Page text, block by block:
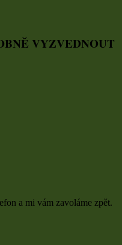
VYZVEDNOUT
a mi vám zavoláme zpět.